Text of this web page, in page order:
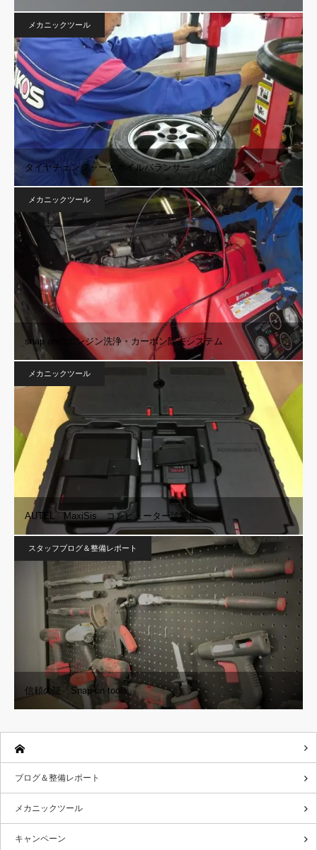
メカニックツール
タイヤチェンジャーとホイルバランサー
メカニックツール
snap onのエンジン洗浄・カーボン除去システム
メカニックツール
AUTEL MaxiSis コンピューター診断機
スタッフブログ＆整備レポート
信頼の証「Snap-on tools」
ブログ＆整備レポート
メカニックツール
キャンペーン